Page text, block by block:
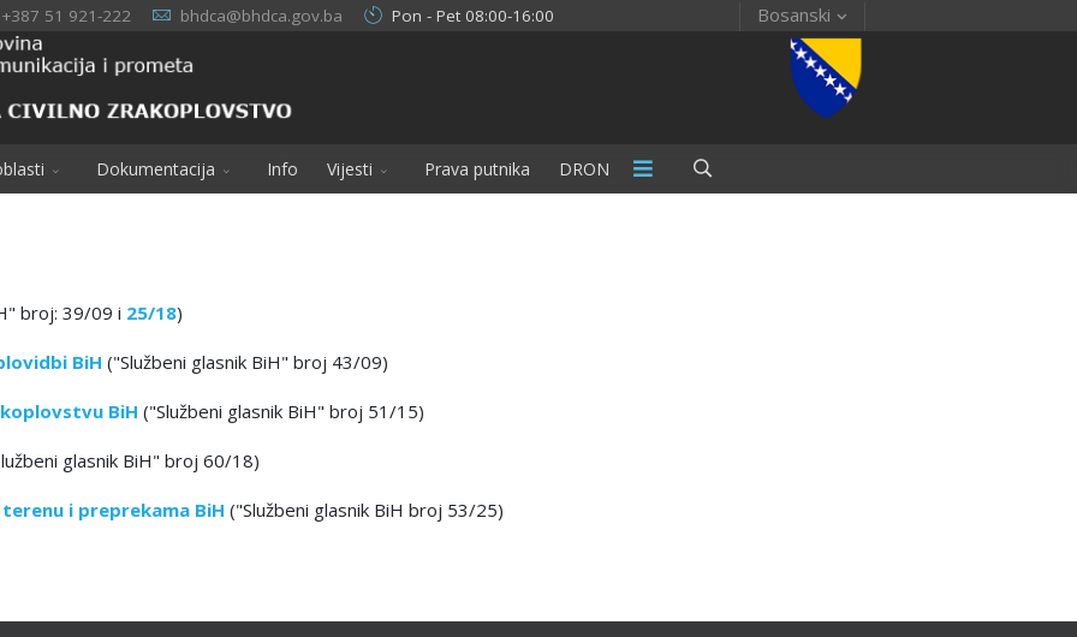
+387 51 921-222 bhdca@bhdca.gov.ba Pon - Pet 08:00-16:00 Bosanski
Dokumentacija Info Vijesti Prava putnika DRON
broj: 39/09 i 25/18)
BiH ("Službeni glasnik BiH" broj 43/09)
BiH ("Službeni glasnik BiH" broj 51/15)
glasnik BiH" broj 60/18)
i preprekama BiH ("Službeni glasnik BiH broj 53/25)